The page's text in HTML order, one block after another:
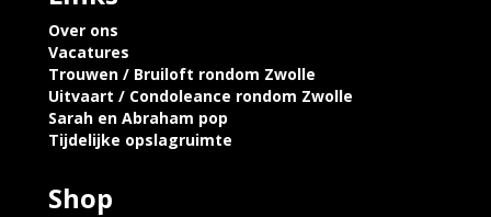
Over ons
Vacatures
Trouwen / Bruiloft rondom Zwolle
Uitvaart / Condoleance rondom Zwolle
Sarah en Abraham pop
Tijdelijke opslagruimte
Shop